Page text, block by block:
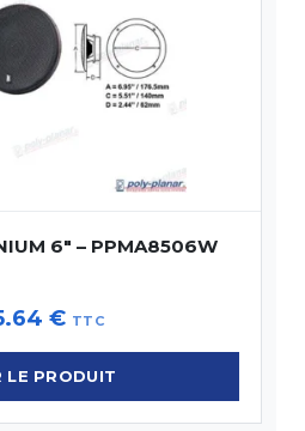
6″ – PPMA8506W
€ TTC
LE PRODUIT